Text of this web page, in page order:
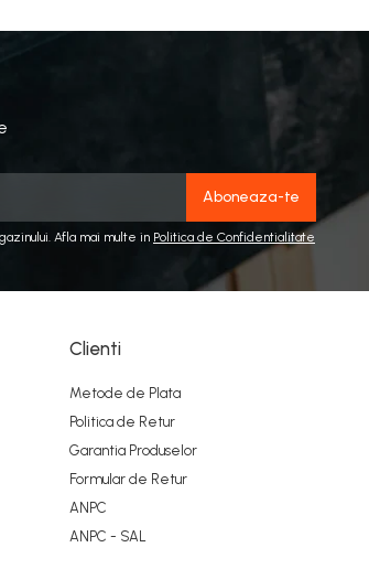
Afla mai multe in Politica de Confidentialitate
Clienti
Metode de Plata
Politica de Retur
Garantia Produselor
Formular de Retur
ANPC
ANPC - SAL